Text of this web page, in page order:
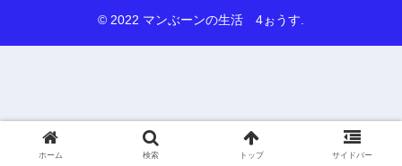
© 2022 マンぶーンの生活 4ぉうす.
ホーム 検索 トップ サイドバー